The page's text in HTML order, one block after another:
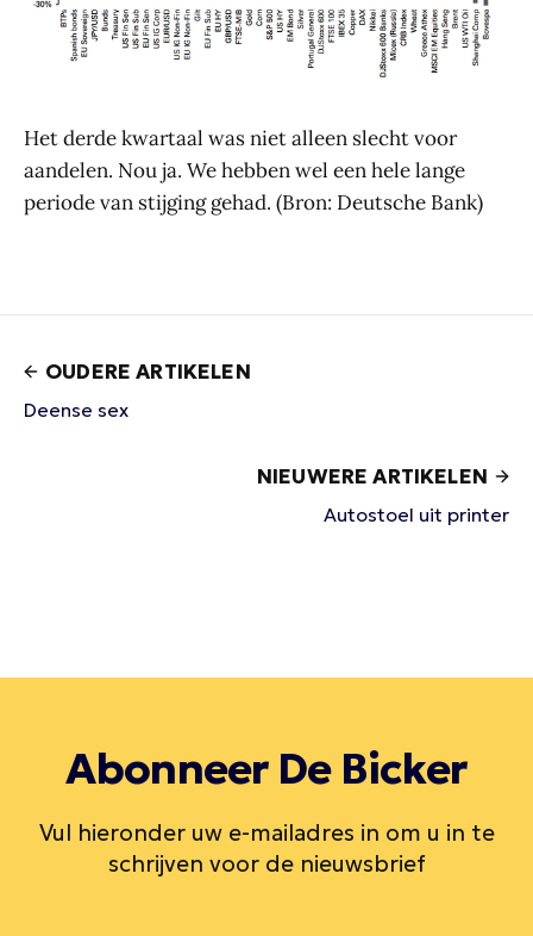
Het derde kwartaal was niet alleen slecht voor
aandelen. Nou ja. We hebben wel een hele lange
periode van stijging gehad. (Bron: Deutsche Bank)
OUDERE ARTIKELEN
Deense sex
NIEUWERE ARTIKELEN
Autostoel uit printer
Abonneer De Bicker
Vul hieronder uw e-mailadres in om u in te
schrijven voor de nieuwsbrief